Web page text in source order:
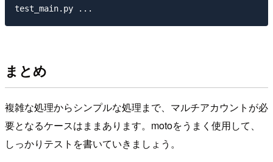
まとめ
複雑な処理からシンプルな処理まで、マルチアカウントが必
要となるケースはままあります。motoをうまく使用して、
しっかりテストを書いていきましょう。